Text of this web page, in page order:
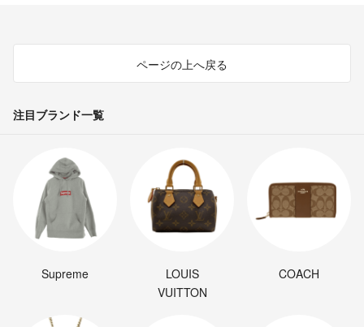
ページの上へ戻る
注目ブランド一覧
Supreme
LOUIS
VUITTON
COACH